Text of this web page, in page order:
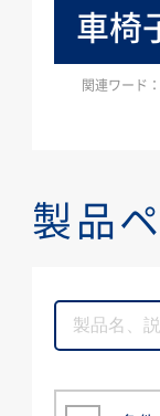
車椅
関連ワー
製品